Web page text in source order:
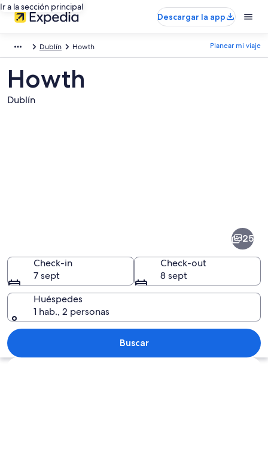
Ir a la sección principal
Descargar la app
Dublín Howth Planear mi viaje
Howth
Dublín
Una marina con varios barcos
25
Check-in
7 sept
Check-out
8 sept
Huéspedes
1 hab., 2 personas
Buscar
Ver mapa